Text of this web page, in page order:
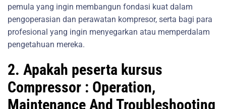
pemula yang ingin membangun fondasi kuat dalam
pengoperasian dan perawatan kompresor, serta bagi para
profesional yang ingin menyegarkan atau memperdalam
pengetahuan mereka.
2. Apakah peserta kursus
Compressor : Operation,
Maintenance And Troubleshooting